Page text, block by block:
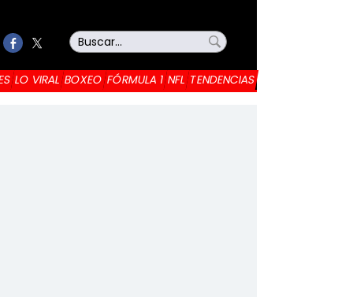
LO VIRAL BOXEO FÓRMULA 1 NFL TENDENCIAS